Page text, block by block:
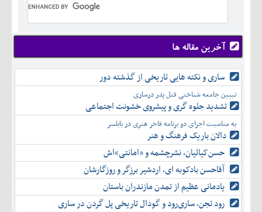
دی
بهمن
اسفند
آبان
آذر
دی
بهمن
اسفند
شهريور
مهر
آبان
آذر
دی
بهمن
اسفند
تير
مرداد
شهريور
مهر
آبان
آذر
دی
بهمن
اسفند
آخرین مقاله ها
ساری و نکته هایی تاریخی از گذشته دور
تبیین جامعه شناختی قتل پدر درساری
تشدید جلوه‌ گری و پیشروی خشونت اجتماعی
به مناسبت اجرای دو برنامه فاخر هنری در بابلسر
دالان باریک فرهنگ و هنر
حسن‌کیائیان، نشرچشمه و «امانتی»اش
آقاحسن بادکوبه ای، اردشیر برزگر و روزگارشان
یادمانی عظیم از تمدن مازندران باستان
رود تجن، ساری‌رود و گودال تاریخی پل گردن در ساری